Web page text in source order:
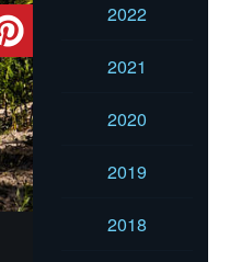
2022
2021
2020
2019
2018